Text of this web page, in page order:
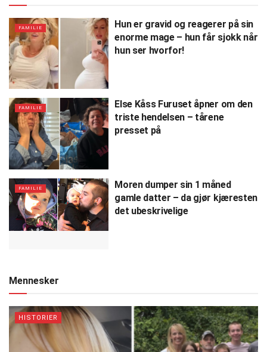
FAMILIE
Hun er gravid og reagerer på sin
enorme mage – hun får sjokk når
hun ser hvorfor!
FAMILIE
Else Kåss Furuset åpner om den
triste hendelsen – tårene
presset på
FAMILIE
Moren dumper sin 1 måned
gamle datter – da gjør kjæresten
det ubeskrivelige
Mennesker
HISTORIER